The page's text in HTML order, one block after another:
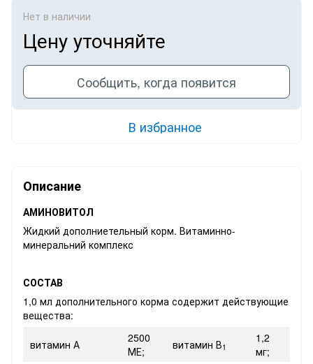
Нет в наличии
Цену уточняйте
Сообщить, когда появится
В избранное
Описание
АМИНОВИТОЛ
Жидкий дополниетельный корм. Витаминно-
минеральний комплекс
СОСТАВ
1,0 мл дополнительного корма содержит действующие
вещества:
витамин А
2500
МЕ;
витамин В1
1,2
мг;